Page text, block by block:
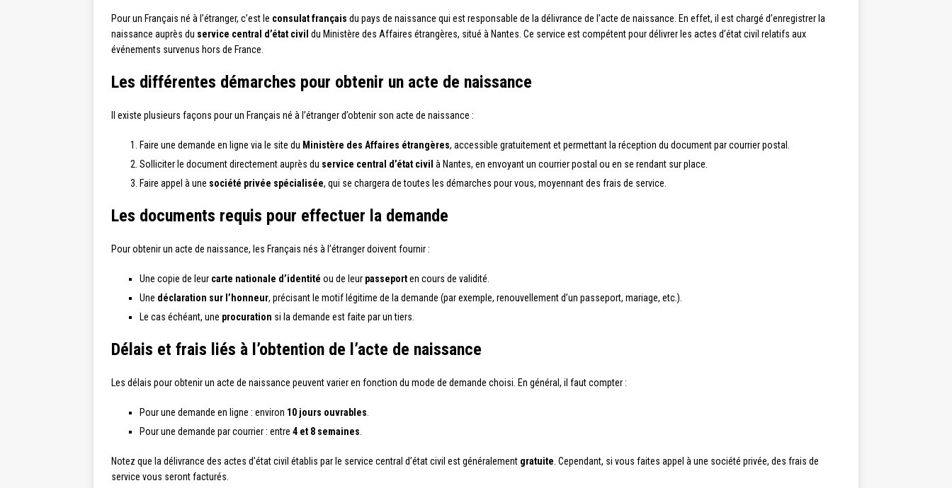
Pour un Français né à l’étranger, c’est le consulat français du pays de naissance qui est responsable de la délivrance de l’acte de naissance. En effet, il est chargé d’enregistrer la
naissance auprès du service central d’état civil du Ministère des Affaires étrangères, situé à Nantes. Ce service est compétent pour délivrer les actes d’état civil relatifs aux
événements survenus hors de France.
Les différentes démarches pour obtenir un acte de naissance
Il existe plusieurs façons pour un Français né à l’étranger d’obtenir son acte de naissance :
Faire une demande en ligne via le site du Ministère des Affaires étrangères, accessible gratuitement et permettant la réception du document par courrier postal.
Solliciter le document directement auprès du service central d’état civil à Nantes, en envoyant un courrier postal ou en se rendant sur place.
Faire appel à une société privée spécialisée, qui se chargera de toutes les démarches pour vous, moyennant des frais de service.
Les documents requis pour effectuer la demande
Pour obtenir un acte de naissance, les Français nés à l’étranger doivent fournir :
Une copie de leur carte nationale d’identité ou de leur passeporten cours de validité.
Une déclaration sur l’honneur, précisant le motif légitime de la demande (par exemple, renouvellement d’un passeport, mariage, etc.).
Le cas échéant, une procuration si la demande est faite par un tiers.
Délais et frais liés à l’obtention de l’acte de naissance
Les délais pour obtenir un acte de naissance peuvent varier en fonction du mode de demande choisi. En général, il faut compter :
Pour une demande en ligne : environ 10 jours ouvrables
Pour une demande par courrier : entre 4 et 8 semaines
Notez que la délivrance des actes d’état civil établis par le service central d’état civil est généralement gratuite . Cependant, si vous faites appel à une société privée, des frais de
service vous seront facturés.